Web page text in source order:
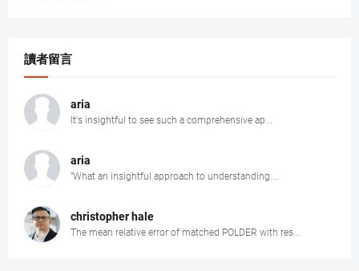
讀者留言
aria
It's insightful to see such a comprehensive ap...
aria
"What an insightful approach to understanding...
christopher hale
The mean relative error of matched POLDER with res...